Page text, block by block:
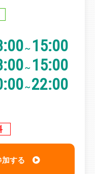
～ 15:00
～ 15:00
～22:00
加する